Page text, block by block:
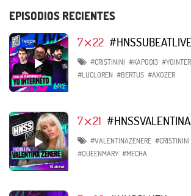
EPISODIOS RECIENTES
7⨯22
#CRISTININI #KAPO013
#LUCLOREN #BERTUS #AXOZER
7⨯21
#VALENTINAZENERE #CRISTININI
#QUEENMARY #MECHA